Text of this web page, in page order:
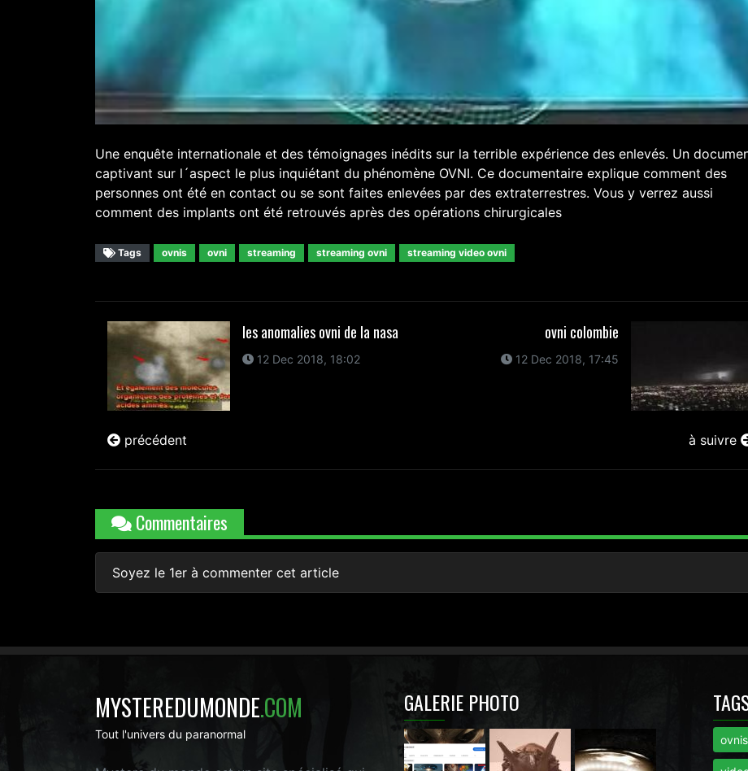
Une enquête internationale et des témoignages inédits sur la terrible expérience des enlevés. Un
captivant sur l´aspect le plus inquiétant du phénomène OVNI. Ce documentaire explique comment des
personnes ont été en contact ou se sont faites enlevées par des extraterrestres. Vous y verrez aussi
comment des implants ont été retrouvés après des opérations chirurgicales
Tags ovnis ovni streaming streaming ovni streaming video ovni
les anomalies ovni de la nasa
12 Dec 2018, 18:02
précédent
ovni colombie
12 Dec 2018, 17:45
à suivre
Commentaires
Soyez le 1er à commenter cet article
MYSTEREDUMONDE.COM
Tout l'univers du paranormal
GALERIE PHOTO
ovnis